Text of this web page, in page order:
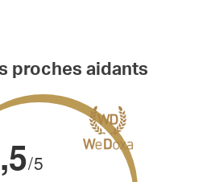
proches aidants
/5